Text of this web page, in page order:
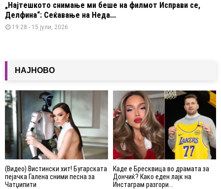
„Најтешкото снимање ми беше на филмот Исправи се,
Делфина“: Сеќавање на Неда...
19:28 - 15 јули, 2026
НАЈНОВО
(Видео) Вистински хит! Бугарската
пејачка Галена сними песна за
Чатџипити
Каде е Бресквица во драмата за
Дончиќ? Како еден лајк на
Инстаграм разгори...